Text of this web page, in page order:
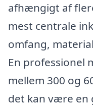
afhængigt af
mest centrale
omfang,
En professionel
mellem 300 og
det kan være en